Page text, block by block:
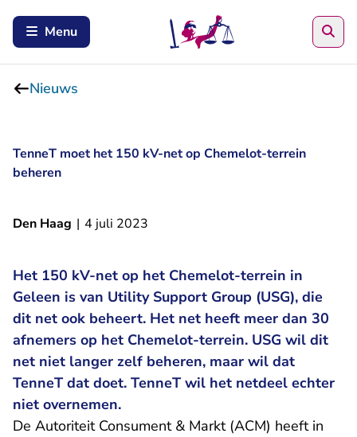
Menu
Nieuws
TenneT moet het 150 kV-net op Chemelot-terrein
beheren
Den Haag | 4 juli 2023
Het 150 kV-net op het Chemelot-terrein in
Geleen is van Utility Support Group (USG), die
dit net ook beheert. Het net heeft meer dan 30
afnemers op het Chemelot-terrein. USG wil dit
net niet langer zelf beheren, maar wil dat
TenneT dat doet. TenneT wil het netdeel echter
niet overnemen.
De Autoriteit Consument & Markt (ACM) heeft in